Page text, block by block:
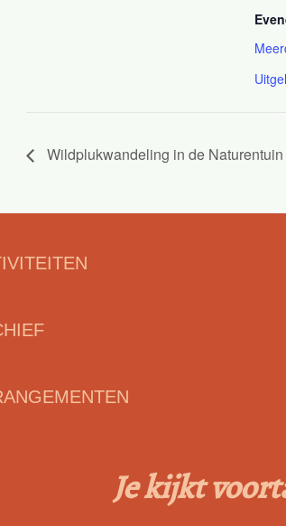
Wildplukwandeling in de
Je kijkt